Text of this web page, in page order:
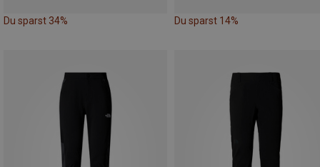
Du sparst 34% Du sparst 14%